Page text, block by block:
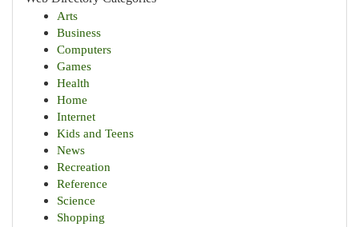
Arts
Business
Computers
Games
Health
Home
Internet
Kids and Teens
News
Recreation
Reference
Science
Shopping